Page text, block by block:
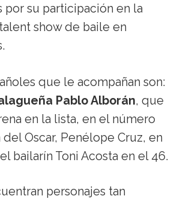
por su participación en la
show de baile en
que le acompañan son:
Pablo Alborán, que
en la lista, en el número
del Oscar, Penélope Cruz, en
bailarín Toni Acosta en el 46.
personajes tan